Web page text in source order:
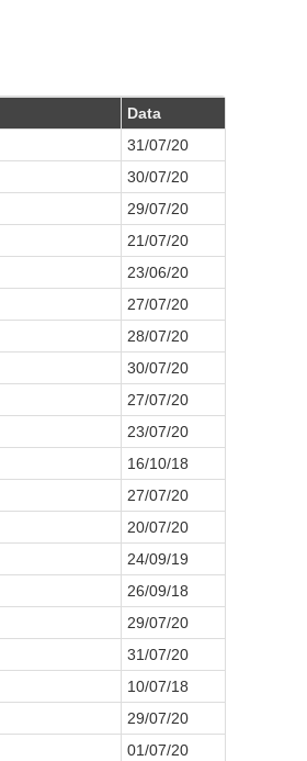
Data
31/07/20
30/07/20
29/07/20
21/07/20
23/06/20
27/07/20
28/07/20
30/07/20
27/07/20
23/07/20
16/10/18
27/07/20
20/07/20
24/09/19
26/09/18
29/07/20
31/07/20
10/07/18
29/07/20
01/07/20